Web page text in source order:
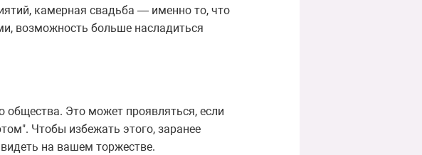
камерная свадьба — именно то, что
возможность больше насладиться
Это может проявляться, если
Чтобы избежать этого, заранее
на вашем торжестве.